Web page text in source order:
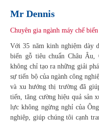
Mr Dennis
Chuyên gia ngành máy chế
Với 35 năm kinh nghiệm dày
biến gỗ tiêu chuẩn Châu
không chỉ tạo ra những giải
sự tiến bộ của ngành công
và xu hướng thị trường đã
tiến, tăng cường hiệu quả sản
lực không ngừng nghỉ của
nghiệp, giúp chúng tôi cạnh